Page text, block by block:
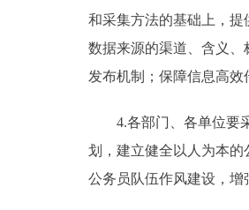
和采集方法的基础上，
数据来源的渠道、含义
发布机制；保障信息高
4.各部门、各单位要采
划，建立健全以人为本
公务员队伍作风建设，